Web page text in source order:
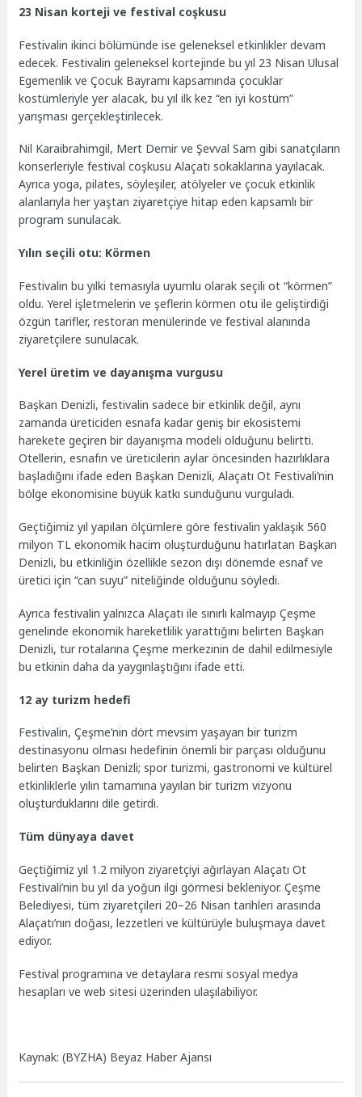
23 Nisan korteji ve festival coşkusu
Festivalin ikinci bölümünde ise geleneksel etkinlikler devam
edecek. Festivalin geleneksel kortejinde bu yıl 23 Nisan Ulusal
Egemenlik ve Çocuk Bayramı kapsamında çocuklar
kostümleriyle yer alacak, bu yıl ilk kez “en iyi kostüm”
yarışması gerçekleştirilecek.
Nil Karaibrahimgil, Mert Demir ve Şevval Sam gibi sanatçıların
konserleriyle festival coşkusu Alaçatı sokaklarına yayılacak.
Ayrıca yoga, pilates, söyleşiler, atölyeler ve çocuk etkinlik
alanlarıyla her yaştan ziyaretçiye hitap eden kapsamlı bir
program sunulacak.
Yılın seçili otu: Körmen
Festivalin bu yılki temasıyla uyumlu olarak seçili ot “körmen”
oldu. Yerel işletmelerin ve şeflerin körmen otu ile geliştirdiği
özgün tarifler, restoran menülerinde ve festival alanında
ziyaretçilere sunulacak.
Yerel üretim ve dayanışma vurgusu
Başkan Denizli, festivalin sadece bir etkinlik değil, aynı
zamanda üreticiden esnafa kadar geniş bir ekosistemi
harekete geçiren bir dayanışma modeli olduğunu belirtti.
Otellerin, esnafın ve üreticilerin aylar öncesinden hazırlıklara
başladığını ifade eden Başkan Denizli, Alaçatı Ot Festivali’nin
bölge ekonomisine büyük katkı sunduğunu vurguladı.
Geçtiğimiz yıl yapılan ölçümlere göre festivalin yaklaşık 560
milyon TL ekonomik hacim oluşturduğunu hatırlatan Başkan
Denizli, bu etkinliğin özellikle sezon dışı dönemde esnaf ve
üretici için “can suyu” niteliğinde olduğunu söyledi.
Ayrıca festivalin yalnızca Alaçatı ile sınırlı kalmayıp Çeşme
genelinde ekonomik hareketlilik yarattığını belirten Başkan
Denizli, tur rotalarına Çeşme merkezinin de dahil edilmesiyle
bu etkinin daha da yaygınlaştığını ifade etti.
12 ay turizm hedefi
Festivalin, Çeşme’nin dört mevsim yaşayan bir turizm
destinasyonu olması hedefinin önemli bir parçası olduğunu
belirten Başkan Denizli; spor turizmi, gastronomi ve kültürel
etkinliklerle yılın tamamına yayılan bir turizm vizyonu
oluşturduklarını dile getirdi.
Tüm dünyaya davet
Geçtiğimiz yıl 1.2 milyon ziyaretçiyi ağırlayan Alaçatı Ot
Festivali’nin bu yıl da yoğun ilgi görmesi bekleniyor. Çeşme
Belediyesi, tüm ziyaretçileri 20–26 Nisan tarihleri arasında
Alaçatı’nın doğası, lezzetleri ve kültürüyle buluşmaya davet
ediyor.
Festival programına ve detaylara resmi sosyal medya
hesapları ve web sitesi üzerinden ulaşılabiliyor.
Kaynak: (BYZHA) Beyaz Haber Ajansı